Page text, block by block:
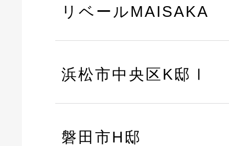
リベールMAISAKA
浜松市中央区K邸Ⅰ
磐田市H邸